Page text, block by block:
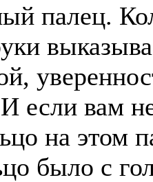
палец.
если вам
на этом
было с